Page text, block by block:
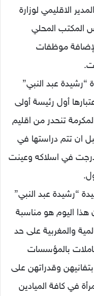
الاقليمي لوزارة
المكتب المحلي
موظفات
“رشيدة عبد النبي”
أول رئيسة أولى
تنحدر من اقليم
ان تتم دراستها في
في اسلاكه وعينت
“رشيدة عبد النبي”
هذا اليوم هو مناسبة
والمغربية على حد
بالمؤسسات
بتفانيهن وقدراتهن على
المرأة في كافة الميادين